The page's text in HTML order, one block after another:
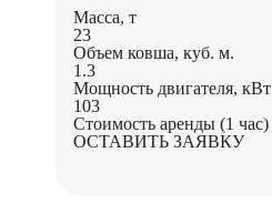
Масса, т
23
Объем ковша, куб. м.
1.3
Мощность двигателя, кВт
103
Стоимость аренды (1 час)
ОСТАВИТЬ ЗАЯВКУ